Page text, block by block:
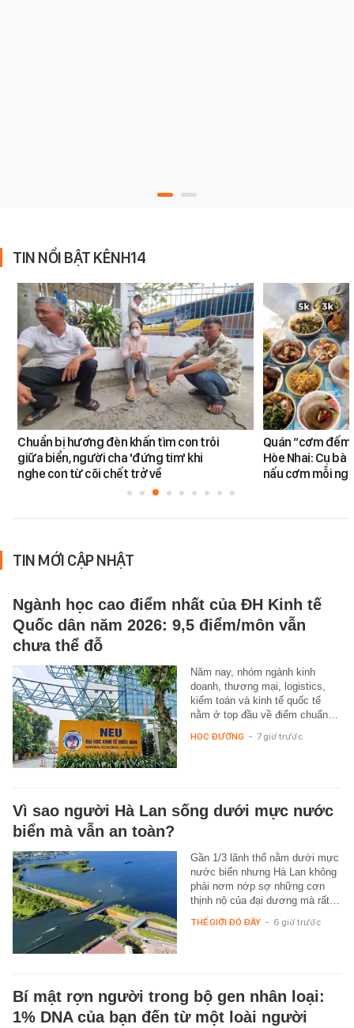
TIN NỔI BẬT KÊNH14
Chuẩn bị hương đèn khấn tìm con trôi
giữa biển, người cha 'đứng tim' khi
nghe con từ cõi chết trở về
Quán “cơm
Hòe Nhai: Cụ
nấu cơm mỗi
TIN MỚI CẬP NHẬT
Ngành học cao điểm nhất của ĐH Kinh tế
Quốc dân năm 2026: 9,5 điểm/môn vẫn
chưa thể đỗ
Năm nay, nhóm ngành kinh
doanh, thương mại, logistics,
kiểm toán và kinh tế quốc tế
nằm ở top đầu về điểm chuẩn…
HỌC ĐƯỜNG - 7 giờ trước
Vì sao người Hà Lan sống dưới mực nước
biển mà vẫn an toàn?
Gần 1/3 lãnh thổ nằm dưới mực
nước biển nhưng Hà Lan không
phải nơm nớp sợ những cơn
thịnh nộ của đại dương mà rất…
THẾ GIỚI ĐÓ ĐÂY - 6 giờ trước
Bí mật rợn người trong bộ gen nhân loại:
1% DNA của bạn đến từ một loài người